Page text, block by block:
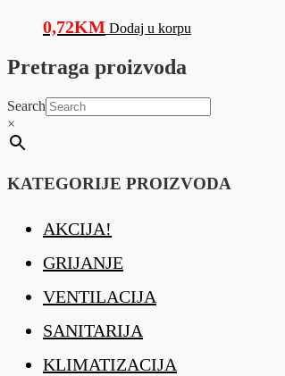
0,72KM Dodaj u korpu
Pretraga proizvoda
Search
×
KATEGORIJE PROIZVODA
AKCIJA!
GRIJANJE
VENTILACIJA
SANITARIJA
KLIMATIZACIJA